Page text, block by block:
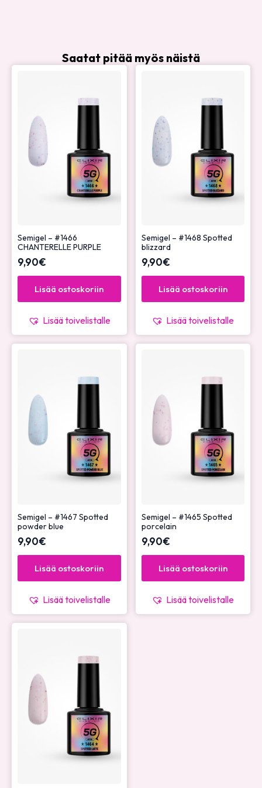
Saatat pitää myös näistä
Semigel – #1466
CHANTERELLE PURPLE
9,90€
Lisää ostoskoriin
Lisää toivelistalle
Semigel – #1468 Spotted
blizzard
9,90€
Lisää ostoskoriin
Lisää toivelistalle
Semigel – #1467 Spotted
powder blue
9,90€
Lisää ostoskoriin
Lisää toivelistalle
Semigel – #1465 Spotted
porcelain
9,90€
Lisää ostoskoriin
Lisää toivelistalle